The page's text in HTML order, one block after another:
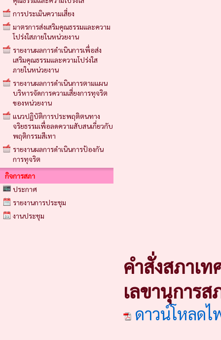
การประเมินความเสี่ยง
มาตรการส่งเสริมคุณธรรมและความ
โปร่งใสภายในหน่วยงาน
รายงานผลการดำเนินการเพื่อส่ง
เสริมคุณธรรมและความโปร่งใส
ภายในหน่วยงาน
รายงานผลการดำเนินการตามแผน
บริหารจัดการความเสี่ยงการทุจริต
ของหน่วยงาน
แนวปฏิบัติการประพฤติตนทาง
จริยธรรมเพื่อลดความสับสนเกี่ยวกับ
พฤติกรรมสีเทา
รายงานผลการดำเนินการป้องกัน
การทุจริต
กิจการสภา
ประกาศ
รายงานการประชุม
งานประชุม
คำสั่งสภาเ
เลขานุการ
ดาวน์โหลด